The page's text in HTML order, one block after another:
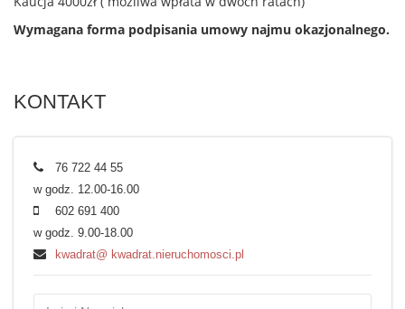
Wymagana forma podpisania umowy najmu okazjonalnego.
KONTAKT
76 722 44 55
w godz. 12.00-16.00
602 691 400
w godz. 9.00-18.00
kwadrat@ kwadrat.nieruchomosci.pl